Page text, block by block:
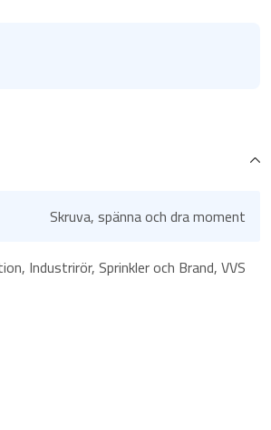
Skruva, spänna och dra moment
Industrirör, Sprinkler och Brand, VVS